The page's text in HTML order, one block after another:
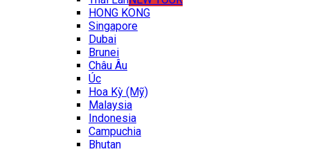
HONG KONG
Singapore
Dubai
Brunei
Châu Âu
Úc
Hoa Kỳ (Mỹ)
Malaysia
Indonesia
Campuchia
Bhutan